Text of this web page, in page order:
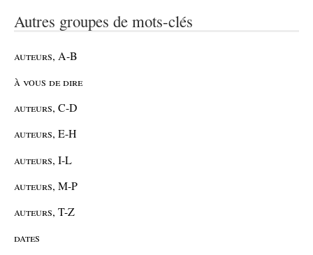
Autres groupes de mots-clés
auteurs, A-B
à vous de dire
auteurs, C-D
auteurs, E-H
auteurs, I-L
auteurs, M-P
auteurs, T-Z
dates